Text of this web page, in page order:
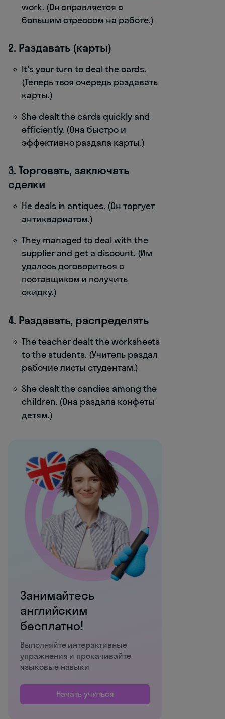
work. (Он справляется с
большим стрессом на работе.)
2. Раздавать (карты)
It's your turn to deal the cards.
(Теперь твоя очередь раздавать
карты.)
She dealt the cards quickly and
efficiently. (Она быстро и
эффективно раздала карты.)
3. Торговать, заключать
сделки
He deals in antiques. (Он торгует
антиквариатом.)
They managed to deal with the
supplier and get a discount. (Им
удалось договориться с
поставщиком и получить
скидку.)
4. Раздавать, распределять
The teacher dealt the worksheets
to the students. (Учитель раздал
рабочие листы студентам.)
She dealt the candies among the
children. (Она раздала конфеты
детям.)
Занимайтесь
английским
бесплатно!
Выполняйте интерактивные
упражнения и прокачивайте
языковые навыки
Начать учиться